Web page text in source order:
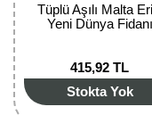
Tüplü Aşılı Malta
Yeni Dünya Fidanı
415,92 TL
Stokta Yok
Fidan Anaçları ve Aşı
Fındık Fidanı
Frenk Üzümü Fidanı